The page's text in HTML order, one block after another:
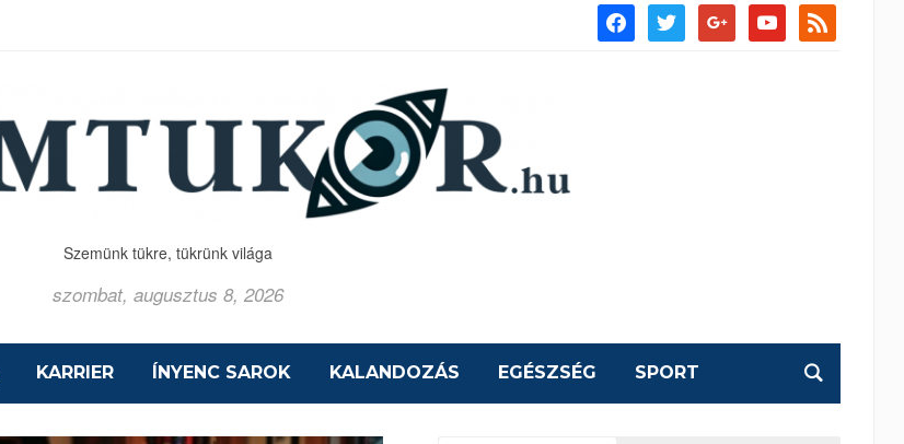
facebooktwitter google youtube rss
Szemünk tükre, tükrünk világa
szombat, augusztus 8, 2026
KARRIER ÍNYENC SAROK KALANDOZÁS EGÉSZSÉG SPORT